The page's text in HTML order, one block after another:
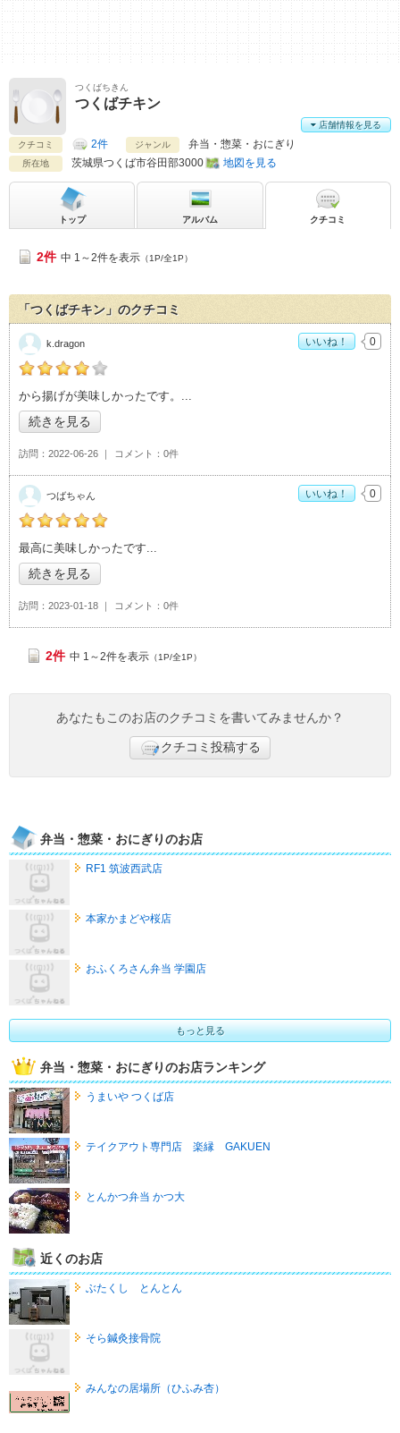
つくばちきん
つくばチキン
クチコミ 2件 ジャンル 弁当・惣菜・おにぎり
所在地 茨城県つくば市谷田部3000 地図を見る
店舗情報を見る
トップ アルバム クチコミ
2件 中 1～2件を表示 （1P/全1P）
「つくばチキン」のクチコミ
k.dragonの「つくばチキン>」おすすめ度：
から揚げが美味しかったです。
続きを見る
訪問 2022-06-26 コメント 0件
k.dragon いいね！ 0
つばちゃんの「つくばチキン>」おすすめ度：
最高に美味しかったです
続きを見る
訪問 2023-01-18 コメント 0件
つばちゃん いいね！ 0
2件 中 1～2件を表示 （1P/全1P）
あなたもこのお店のクチコミを書いてみませんか？
クチコミ投稿する
弁当・惣菜・おにぎりのお店
RF1 筑波西武店
本家かまどや桜店
おふくろさん弁当 学園店
もっと見る
弁当・惣菜・おにぎりのお店ランキング
うまいや つくば店
テイクアウト専門店 楽縁 GAKUEN
とんかつ弁当 かつ大
近くのお店
ぶたくし とんとん
そら鍼灸接骨院
みんなの居場所（ひふみ杏）